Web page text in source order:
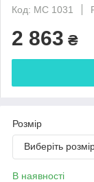
Код: МС 1031
2 863 ₴
Розмір
Виберіть
В наявності